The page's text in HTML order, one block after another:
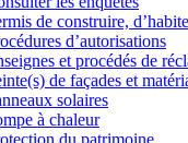
de construire,
d’autorisations
et procédés de
de façades et
solaires
à chaleur
du patrimoine